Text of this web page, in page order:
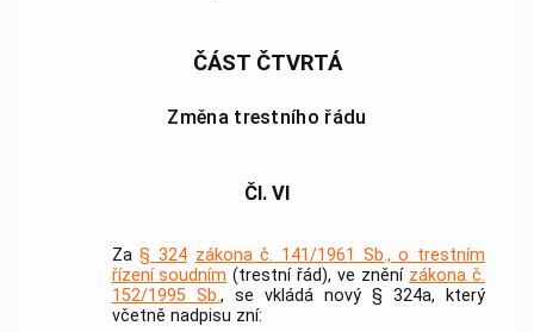
ČÁST ČTVRTÁ
Změna trestního řádu
Čl. VI
Za§ 324 zákona č. 141/1961 Sb., o trestním
řízení soudním (trestní řád), ve znění zákona č.
152/1995 Sb., se vkládá nový § 324a, který
včetně nadpisu zní: